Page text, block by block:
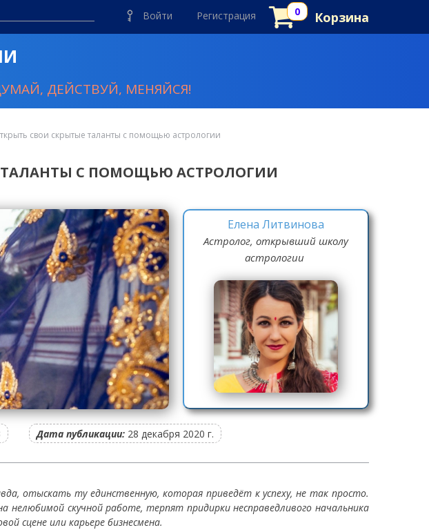
Войти Регистрация Корзина
ДЕЙСТВУЙ, МЕНЯЙСЯ!
свои скрытые таланты с помощью астрологии
ТАЛАНТЫ С ПОМОЩЬЮ АСТРОЛОГИИ
Елена Литвинова
Астролог, открывший школу
астрологии
Дата публикации: 28 декабря 2020 г.
отыскать ту единственную, которая приведёт к успеху, не так просто.
скучной работе, терпят придирки несправедливого начальника
сцене или карьере бизнесмена.